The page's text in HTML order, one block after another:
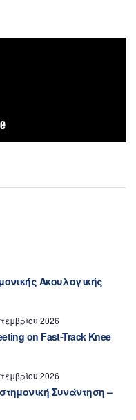
Ακουλογικής
2026
on Fast-Track Knee
2026
Συνάντηση –